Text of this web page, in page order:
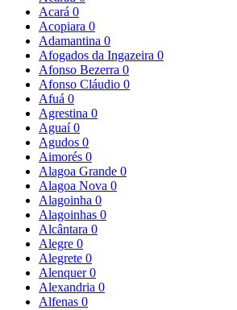
Acará 0
Acopiara 0
Adamantina 0
Afogados da Ingazeira 0
Afonso Bezerra 0
Afonso Cláudio 0
Afuá 0
Agrestina 0
Aguaí0
Agudos 0
Aimorés 0
Alagoa Grande 0
Alagoa Nova 0
Alagoinha 0
Alagoinhas 0
Alcântara 0
Alegre 0
Alegrete 0
Alenquer0
Alexandria 0
Alfenas 0